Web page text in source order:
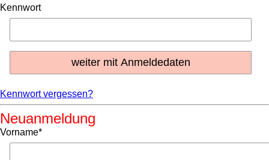
Kennwort
Kennwort vergessen?
Neuanmeldung
Vorname*